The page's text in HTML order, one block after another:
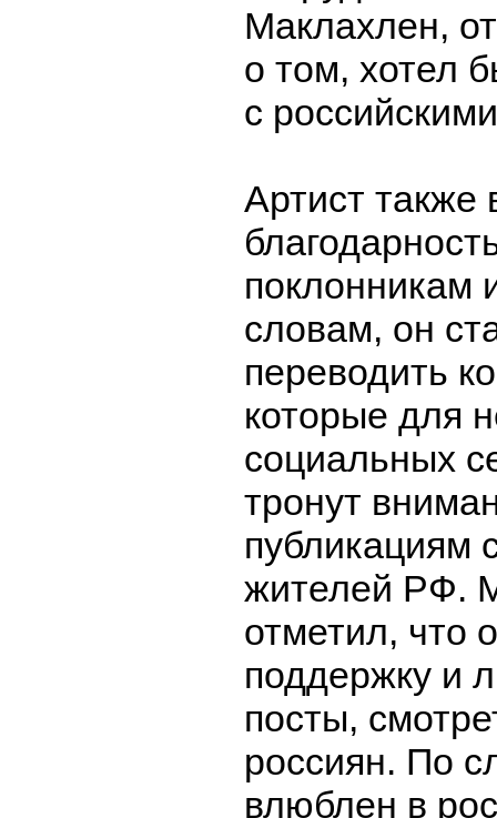
Маклахлен,
о том, хотел
с
Артист также
поклонникам
словам, он
переводить
которые для
социальных
тронут
публикациям
жителей РФ.
отметил, что
поддержку и
посты,
россиян. По
влюблен в